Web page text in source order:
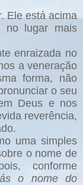
Ele está acima
no lugar mais
enraizada no
a veneração
forma, não
o seu
Deus e nos
reverência,
uma simples
o nome de
conforme
o nome do